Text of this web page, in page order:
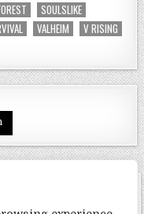
SOULSLIKE
VALHEIM
V RISING